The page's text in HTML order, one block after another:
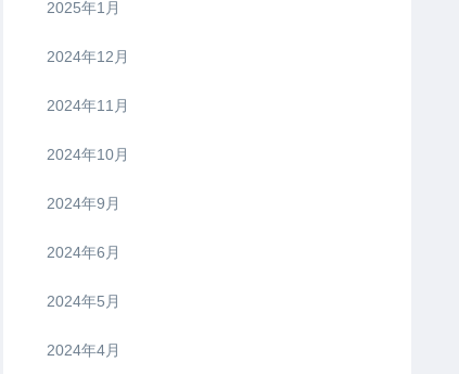
2025年1月
2024年12月
2024年11月
2024年10月
2024年9月
2024年6月
2024年5月
2024年4月